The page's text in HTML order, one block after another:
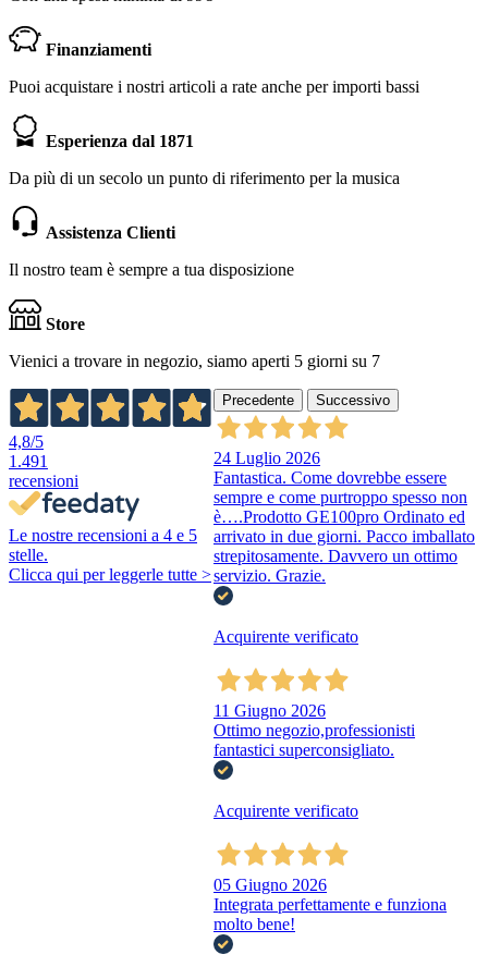
Finanziamenti
Puoi acquistare i nostri articoli a rate anche per importi bassi
Esperienza dal 1871
Da più di un secolo un punto di riferimento per la musica
Assistenza Clienti
Il nostro team è sempre a tua disposizione
Store
Vienici a trovare in negozio, siamo aperti 5 giorni su 7
4,8/5
1.491
recensioni
Le nostre recensioni a 4 e 5
stelle.
Clicca qui per leggerle tutte >
Precedente Successivo
24 Luglio 2026
Fantastica. Come dovrebbe essere
sempre e come purtroppo spesso non
è….Prodotto GE100pro Ordinato ed
arrivato in due giorni. Pacco imballato
strepitosamente. Davvero un ottimo
servizio. Grazie.
Acquirente verificato
11 Giugno 2026
Ottimo negozio,professionisti
fantastici superconsigliato.
Acquirente verificato
05 Giugno 2026
Integrata perfettamente e funziona
molto bene!